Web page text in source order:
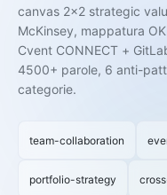
canvas 2×2 strategic
McKinsey, mappatura
Cvent CONNECT +
4500+ parole, 6 anti-
categorie.
team-collaboration
portfolio-strategy